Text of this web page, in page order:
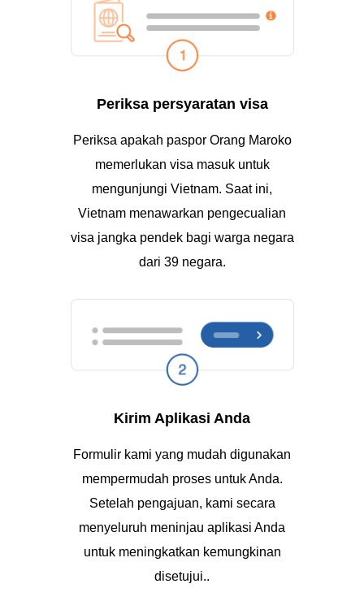
Periksa persyaratan visa
Periksa apakah paspor Orang Maroko
memerlukan visa masuk untuk
mengunjungi Vietnam. Saat ini,
Vietnam menawarkan pengecualian
visa jangka pendek bagi warga negara
dari 39 negara.
Kirim Aplikasi Anda
Formulir kami yang mudah digunakan
mempermudah proses untuk Anda.
Setelah pengajuan, kami secara
menyeluruh meninjau aplikasi Anda
untuk meningkatkan kemungkinan
disetujui..